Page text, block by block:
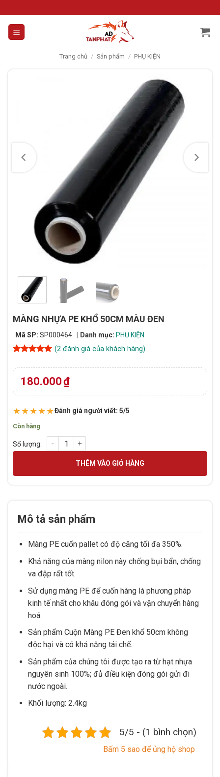
to
content
Trang chủ / Sản phẩm / PHỤ KIỆN
MÀNG NHỰA PE KHỔ 50CM MÀU ĐEN
Mã SP: SP000464 Danh mục: PHỤ KIỆN
dựa trên
đánh giá
(2 đánh giá của khách hàng)
180.000₫
★★★★★Đánh giá người viết: 5/5
Còn hàng
MÀNG NHỰA PE KHỔ 50CM MÀU ĐEN số lượng
THÊM VÀO GIỎ HÀNG
Mô tả sản phẩm
Màng PE cuốn pallet có độ căng tối đa 350%.
Khả năng của màng nilon này chống bụi bẩn, chống
va đập rất tốt.
Sử dụng màng PE để cuốn hàng là phương pháp
kinh tế nhất cho khâu đóng gói và vận chuyển hàng
hoá.
Sản phẩm Cuộn Màng PE Đen khổ 50cm không
độc hại và có khả năng tái chế.
Sản phẩm của chúng tôi được tạo ra từ hạt nhựa
nguyên sinh 100%; đủ điều kiện đóng gói gửi đi
nước ngoài.
Khối lượng: 2.4kg
5/5 - (1 bình chọn)
Bấm 5 sao để ủng hộ shop